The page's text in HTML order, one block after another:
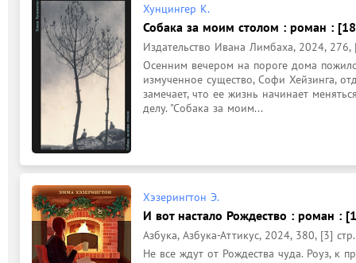
Хунцингер К.
Собака за моим столом : роман :
Издательство Ивана Лимбаха, 2024, 276,
Осенним вечером на пороге дома
измученное существо, Софи Хейзинга,
замечает, что ее жизнь начинает
делу. "Собака за моим...
Хэзерингтон Э.
И вот настало Рождество : роман :
Азбука, Азбука-Аттикус, 2024, 380, [3] стр.
Не все ждут от Рождества чуда. Роуз, к